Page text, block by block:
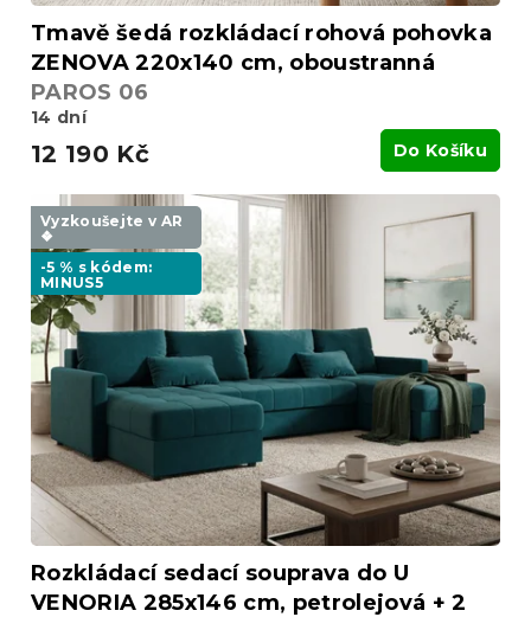
Tmavě šedá rozkládací rohová pohovka
ZENOVA 220x140 cm, oboustranná
PAROS 06
14 dní
12 190 Kč Do Košíku
Vyzkoušejte v AR
❖
-5 % s kódem:
MINUS5
Rozkládací sedací souprava do U
VENORIA 285x146 cm, petrolejová + 2